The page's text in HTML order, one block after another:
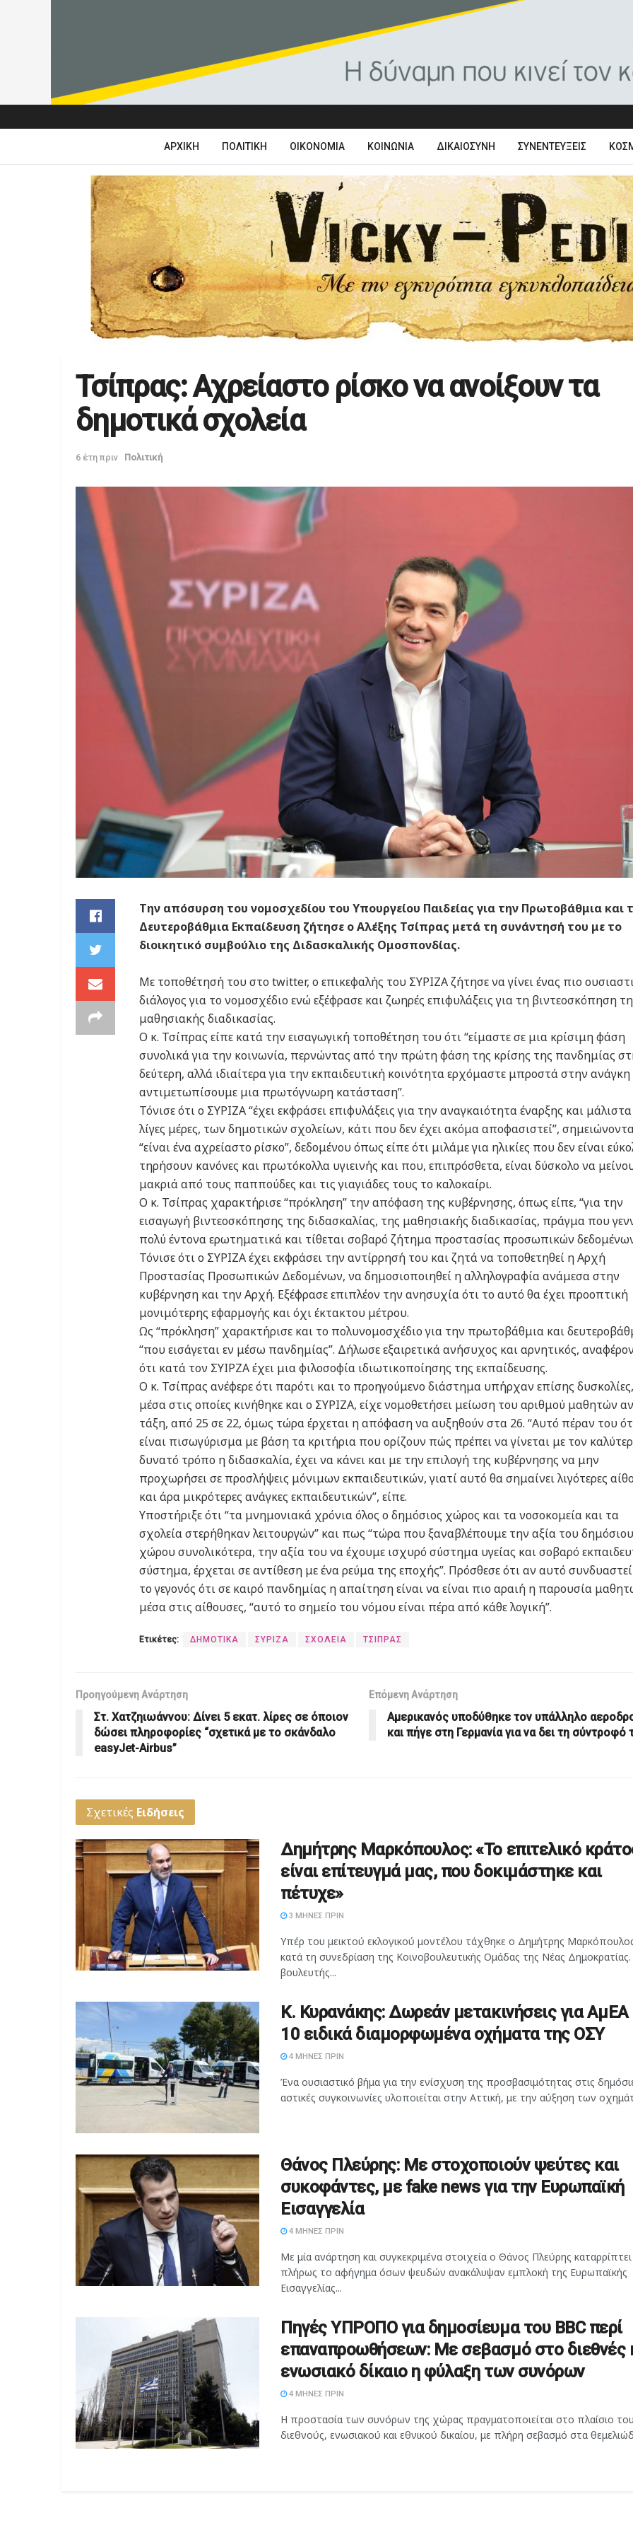
ΑΡΧΙΚΉ ΠΟΛΙΤΙΚΉ ΟΙΚΟΝΟΜΊΑ ΚΟΙΝΩΝΊΑ ΔΙΚΑΙΟΣΎΝΗ ΣΥΝΕΝΤΕΎΞΕΙΣ
Τσίπρας: Αχρείαστο ρίσκο να ανοίξουν τα
δημοτικά σχολεία
6 έτη πριν Πολιτική
Την απόσυρση του νομοσχεδίου του Υπουργείου Παιδείας για την Πρωτοβάθμια και
Δευτεροβάθμια Εκπαίδευση ζήτησε ο Αλέξης Τσίπρας μετά τη συνάντησή του με το
διοικητικό συμβούλιο της Διδασκαλικής Ομοσπονδίας.
Με τοποθέτησή του στο twitter, ο επικεφαλής του ΣΥΡΙΖΑ ζήτησε να γίνει ένας πιο
διάλογος για το νομοσχέδιο ενώ εξέφρασε και ζωηρές επιφυλάξεις για τη βιντεοσκόπηση
μαθησιακής διαδικασίας.
Ο κ. Τσίπρας είπε κατά την εισαγωγική τοποθέτηση του ότι “είμαστε σε μια κρίσιμη φάση
συνολικά για την κοινωνία, περνώντας από την πρώτη φάση της κρίσης της πανδημίας
δεύτερη, αλλά ιδιαίτερα για την εκπαιδευτική κοινότητα ερχόμαστε μπροστά στην
αντιμετωπίσουμε μια πρωτόγνωρη κατάσταση”.
Τόνισε ότι ο ΣΥΡΙΖΑ “έχει εκφράσει επιφυλάξεις για την αναγκαιότητα έναρξης και
λίγες μέρες, των δημοτικών σχολείων, κάτι που δεν έχει ακόμα αποφασιστεί”,
“είναι ένα αχρείαστο ρίσκο”, δεδομένου όπως είπε ότι μιλάμε για ηλικίες που δεν είναι
τηρήσουν κανόνες και πρωτόκολλα υγιεινής και που, επιπρόσθετα, είναι δύσκολο να
μακριά από τους παππούδες και τις γιαγιάδες τους το καλοκαίρι.
Ο κ. Τσίπρας χαρακτήρισε “πρόκληση” την απόφαση της κυβέρνησης, όπως είπε, “για την
εισαγωγή βιντεοσκόπησης της διδασκαλίας, της μαθησιακής διαδικασίας, πράγμα που
πολύ έντονα ερωτηματικά και τίθεται σοβαρό ζήτημα προστασίας προσωπικών
Τόνισε ότι ο ΣΥΡΙΖΑ έχει εκφράσει την αντίρρησή του και ζητά να τοποθετηθεί η Αρχή
Προστασίας Προσωπικών Δεδομένων, να δημοσιοποιηθεί η αλληλογραφία ανάμεσα στην
κυβέρνηση και την Αρχή. Εξέφρασε επιπλέον την ανησυχία ότι το αυτό θα έχει προοπτική
μονιμότερης εφαρμογής και όχι έκτακτου μέτρου.
Ως “πρόκληση” χαρακτήρισε και το πολυνομοσχέδιο για την πρωτοβάθμια και
“που εισάγεται εν μέσω πανδημίας”. Δήλωσε εξαιρετικά ανήσυχος και αρνητικός,
ότι κατά τον ΣΥΙΡΖΑ έχει μια φιλοσοφία ιδιωτικοποίησης της εκπαίδευσης.
Ο κ. Τσίπρας ανέφερε ότι παρότι και το προηγούμενο διάστημα υπήρχαν επίσης δυσκολίες,
μέσα στις οποίες κινήθηκε και ο ΣΥΡΙΖΑ, είχε νομοθετήσει μείωση του αριθμού μαθητών
τάξη, από 25 σε 22, όμως τώρα έρχεται η απόφαση να αυξηθούν στα 26. “Αυτό πέραν του
είναι πισωγύρισμα με βάση τα κριτήρια που ορίζουν πώς πρέπει να γίνεται με τον
δυνατό τρόπο η διδασκαλία, έχει να κάνει και με την επιλογή της κυβέρνησης να μην
προχωρήσει σε προσλήψεις μόνιμων εκπαιδευτικών, γιατί αυτό θα σημαίνει λιγότερες
και άρα μικρότερες ανάγκες εκπαιδευτικών”, είπε.
Υποστήριξε ότι “τα μνημονιακά χρόνια όλος ο δημόσιος χώρος και τα νοσοκομεία και τα
σχολεία στερήθηκαν λειτουργών” και πως “τώρα που ξαναβλέπουμε την αξία του δημόσιου
χώρου συνολικότερα, την αξία του να έχουμε ισχυρό σύστημα υγείας και σοβαρό
σύστημα, έρχεται σε αντίθεση με ένα ρεύμα της εποχής”. Πρόσθεσε ότι αν αυτό
το γεγονός ότι σε καιρό πανδημίας η απαίτηση είναι να είναι πιο αραιή η παρουσία
μέσα στις αίθουσες, “αυτό το σημείο του νόμου είναι πέρα από κάθε λογική”.
Ετικέτες: ΔΗΜΟΤΙΚΑ ΣΥΡΙΖΑ ΣΧΟΛΕΙΑ ΤΣΙΠΡΑΣ
Προηγούμενη Ανάρτηση
Στ. Χατζηιωάννου: Δίνει 5 εκατ. λίρες σε όποιον
δώσει πληροφορίες “σχετικά με το σκάνδαλο
easyJet-Airbus”
Επόμενη Ανάρτηση
Αμερικανός υποδύθηκε τον υπάλληλο
και πήγε στη Γερμανία για να δει τη σύντροφό
Σχετικές Ειδήσεις
Δημήτρης Μαρκόπουλος: «Το επιτελικό
είναι επίτευγμά μας, που δοκιμάστηκε και
πέτυχε»
3 ΜΉΝΕΣ ΠΡΙΝ
Υπέρ του μεικτού εκλογικού μοντέλου τάχθηκε ο Δημήτρης
κατά τη συνεδρίαση της Κοινοβουλευτικής Ομάδας της Νέας
βουλευτής...
Κ. Κυρανάκης: Δωρεάν μετακινήσεις για
10 ειδικά διαμορφωμένα οχήματα της ΟΣΥ
4 ΜΉΝΕΣ ΠΡΙΝ
Ένα ουσιαστικό βήμα για την ενίσχυση της προσβασιμότητας στις
αστικές συγκοινωνίες υλοποιείται στην Αττική, με την αύξηση των
Θάνος Πλεύρης: Με στοχοποιούν ψεύτες και
συκοφάντες, με fake news για την Ευρωπαϊκή
Εισαγγελία
4 ΜΉΝΕΣ ΠΡΙΝ
Με μία ανάρτηση και συγκεκριμένα στοιχεία ο Θάνος Πλεύρης καταρρίπτει
πλήρως το αφήγημα όσων ψευδών ανακάλυψαν εμπλοκή της Ευρωπαϊκής
Εισαγγελίας...
Πηγές ΥΠΡΟΠΟ για δημοσίευμα του BBC περί
επαναπροωθήσεων: Με σεβασμό στο διεθνές
ενωσιακό δίκαιο η φύλαξη των συνόρων
4 ΜΉΝΕΣ ΠΡΙΝ
Η προστασία των συνόρων της χώρας πραγματοποιείται στο πλαίσιο του
διεθνούς, ενωσιακού και εθνικού δικαίου, με πλήρη σεβασμό στα